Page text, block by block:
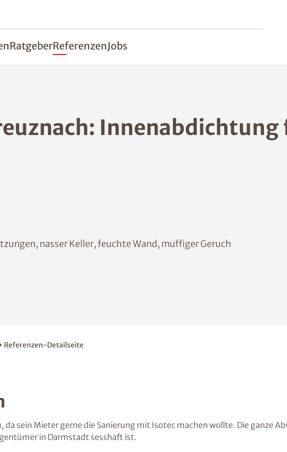
RatgeberReferenzenJobs
Innenabdichtung
nasser Keller, feuchte Wand, muffiger Geruch
Referenzen-Detailseite
sein Mieter gerne die Sanierung mit Isotec machen wollte. Die ganze
in Darmstadt sesshaft ist.